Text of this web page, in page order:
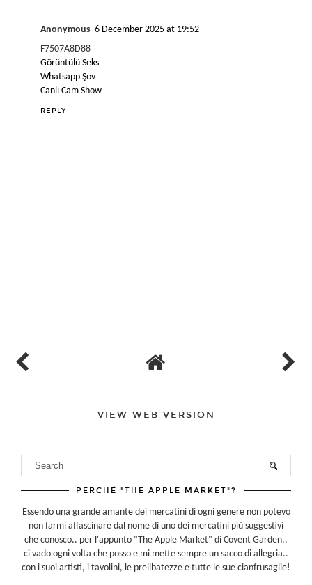
Anonymous 6 December 2025 at 19:52
F7507A8D88
Görüntülü Seks
Whatsapp Şov
Canlı Cam Show
REPLY
VIEW WEB VERSION
PERCHÉ "THE APPLE MARKET"?
Essendo una grande amante dei mercatini di ogni genere non potevo
non farmi affascinare dal nome di uno dei mercatini più suggestivi
che conosco.. per l'appunto "The Apple Market" di Covent Garden..
ci vado ogni volta che posso e mi mette sempre un sacco di allegria..
con i suoi artisti, i tavolini, le prelibatezze e tutte le sue cianfrusaglie!